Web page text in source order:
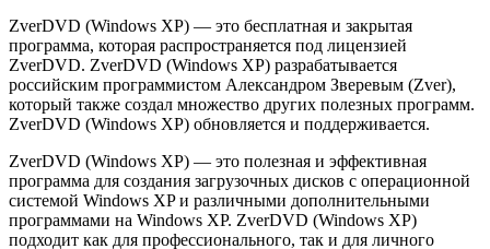
ZverDVD (Windows XP) — это бесплатная и закрытая
программа, которая распространяется под лицензией
ZverDVD. ZverDVD (Windows XP) разрабатывается
российским программистом Александром Зверевым (Zver),
который также создал множество других полезных программ.
ZverDVD (Windows XP) обновляется и поддерживается.
ZverDVD (Windows XP) — это полезная и эффективная
программа для создания загрузочных дисков с операционной
системой Windows XP и различными дополнительными
программами на Windows XP. ZverDVD (Windows XP)
подходит как для профессионального, так и для личного